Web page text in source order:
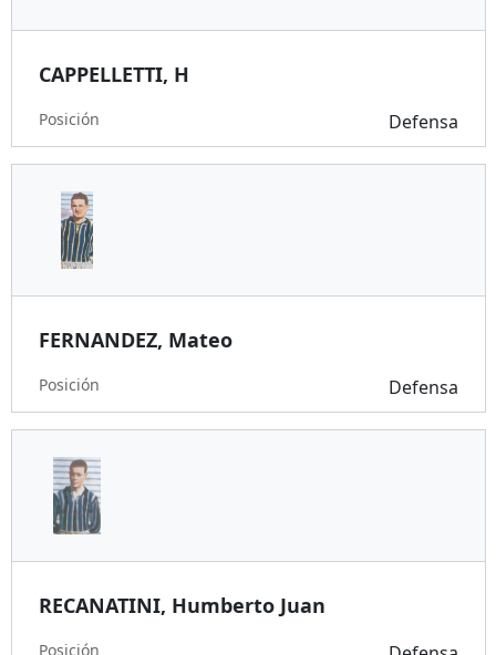
CAPPELLETTI, H
Posición Defensa
FERNANDEZ, Mateo
Posición Defensa
RECANATINI, Humberto Juan
Posición